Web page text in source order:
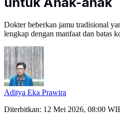
Dokter beberkan jamu tradisional
lengkap dengan manfaat dan batas
Aditya Eka Prawira
Diterbitkan: 12 Mei 2026, 08:00